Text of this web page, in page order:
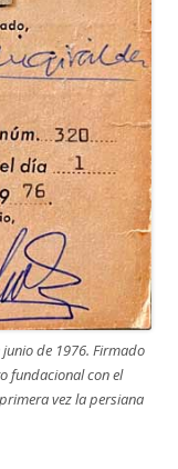
junio de 1976. Firmado
fundacional con el
vez la persiana